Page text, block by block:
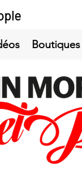
Boutiques